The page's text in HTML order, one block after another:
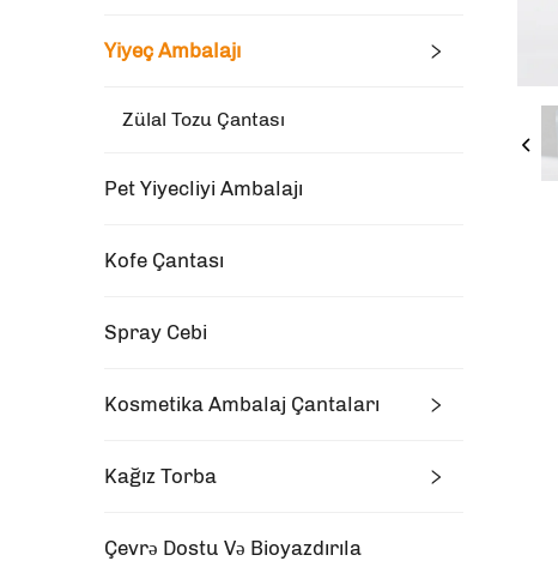
Yiyeç Ambalajı
Zülal Tozu Çantası
Pet Yiyecliyi Ambalajı
Kofe Çantası
Spray Cebi
Kosmetika Ambalaj Çantaları
Kağız Torba
Çevrə Dostu Və Bioyazdırıla